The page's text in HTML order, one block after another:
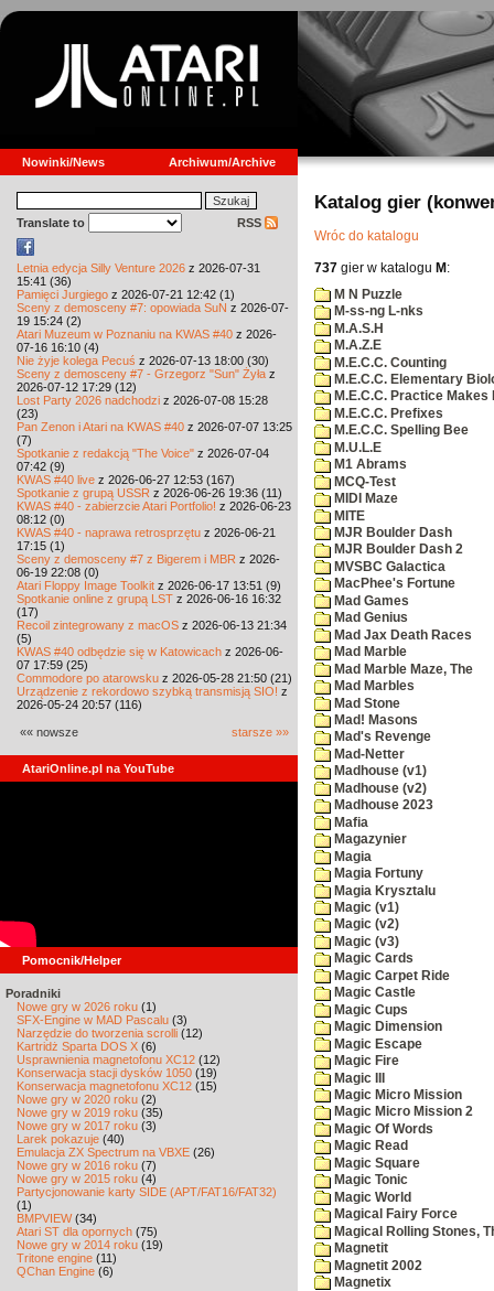
Nowinki/News Archiwum/Archive
Translate to RSS
Letnia edycja Silly Venture 2026 z 2026-07-31
15:41 (36)
Pamięci Jurgiego z 2026-07-21 12:42 (1)
Sceny z demosceny #7: opowiada SuN z 2026-07-
19 15:24 (2)
Atari Muzeum w Poznaniu na KWAS #40 z 2026-
07-16 16:10 (4)
Nie żyje kolega Pecuś z 2026-07-13 18:00 (30)
Sceny z demosceny #7 - Grzegorz "Sun" Żyła z
2026-07-12 17:29 (12)
Lost Party 2026 nadchodzi z 2026-07-08 15:28
(23)
Pan Zenon i Atari na KWAS #40 z 2026-07-07 13:25
(7)
Spotkanie z redakcją "The Voice" z 2026-07-04
07:42 (9)
KWAS #40 live z 2026-06-27 12:53 (167)
Spotkanie z grupą USSR z 2026-06-26 19:36 (11)
KWAS #40 - zabierzcie Atari Portfolio! z 2026-06-23
08:12 (0)
KWAS #40 - naprawa retrosprzętu z 2026-06-21
17:15 (1)
Sceny z demosceny #7 z Bigerem i MBR z 2026-
06-19 22:08 (0)
Atari Floppy Image Toolkit z 2026-06-17 13:51 (9)
Spotkanie online z grupą LST z 2026-06-16 16:32
(17)
Recoil zintegrowany z macOS z 2026-06-13 21:34
(5)
KWAS #40 odbędzie się w Katowicach z 2026-06-
07 17:59 (25)
Commodore po atarowsku z 2026-05-28 21:50 (21)
Urządzenie z rekordowo szybką transmisją SIO! z
2026-05-24 20:57 (116)
«« nowsze starsze »»
AtariOnline.pl na YouTube
Pomocnik/Helper
Poradniki
Nowe gry w 2026 roku (1)
SFX-Engine w MAD Pascalu (3)
Narzędzie do tworzenia scrolli (12)
Kartridż Sparta DOS X (6)
Usprawnienia magnetofonu XC12 (12)
Konserwacja stacji dysków 1050 (19)
Konserwacja magnetofonu XC12 (15)
Nowe gry w 2020 roku (2)
Nowe gry w 2019 roku (35)
Nowe gry w 2017 roku (3)
Larek pokazuje (40)
Emulacja ZX Spectrum na VBXE (26)
Nowe gry w 2016 roku (7)
Nowe gry w 2015 roku (4)
Partycjonowanie karty SIDE (APT/FAT16/FAT32)
(1)
BMPVIEW(34)
Atari ST dla opornych (75)
Nowe gry w 2014 roku (19)
Tritone engine (11)
QChan Engine (6)
Katalog gier
Wróc do katalogu
737 gier w katalogu M :
M N Puzzle
M-ss-ng L-nks
M.A.S.H
M.A.Z.E
M.E.C.C. Counting
M.E.C.C. Elementary
M.E.C.C. Practice Makes
M.E.C.C. Prefixes
M.E.C.C. Spelling Bee
M.U.L.E
M1 Abrams
MCQ-Test
MIDI Maze
MITE
MJR Boulder Dash
MJR Boulder Dash 2
MVSBC Galactica
MacPhee's Fortune
Mad Games
Mad Genius
Mad Jax Death Races
Mad Marble
Mad Marble Maze, The
Mad Marbles
Mad Stone
Mad! Masons
Mad's Revenge
Mad-Netter
Madhouse (v1)
Madhouse (v2)
Madhouse 2023
Mafia
Magazynier
Magia
Magia Fortuny
Magia Krysztalu
Magic (v1)
Magic (v2)
Magic (v3)
Magic Cards
Magic Carpet Ride
Magic Castle
Magic Cups
Magic Dimension
Magic Escape
Magic Fire
Magic III
Magic Micro Mission
Magic Micro Mission 2
Magic Of Words
Magic Read
Magic Square
Magic Tonic
Magic World
Magical Fairy Force
Magical Rolling Stones,
Magnetit
Magnetit 2002
Magnetix